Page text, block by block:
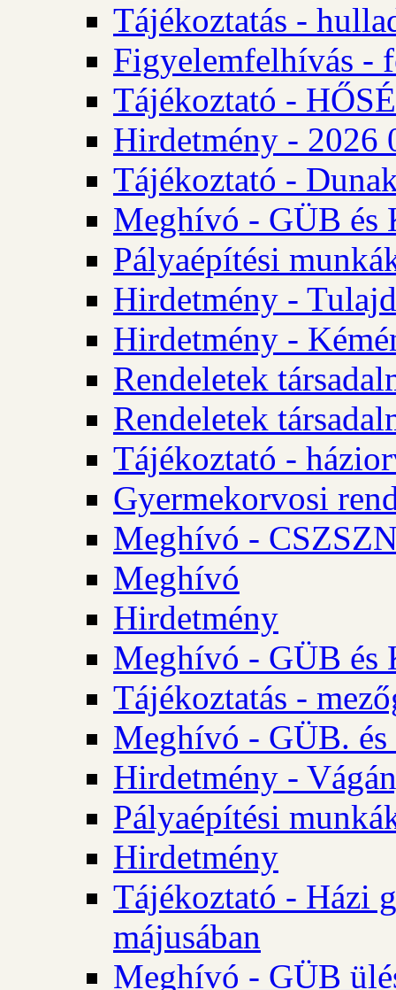
Tájékoztatás -
Figyelemfelhívás -
Tájékoztató -
Hirdetmény - 2026
Tájékoztató -
Meghívó - GÜB és
Pályaépítési
Hirdetmény -
Hirdetmény -
Rendeletek
Rendeletek
Tájékoztató -
Gyermekorvosi
Meghívó -
Meghívó
Hirdetmény
Meghívó - GÜB és
Tájékoztatás -
Meghívó - GÜB.
Hirdetmény -
Pályaépítési
Hirdetmény
Tájékoztató - Házi
májusában
Meghívó - GÜB